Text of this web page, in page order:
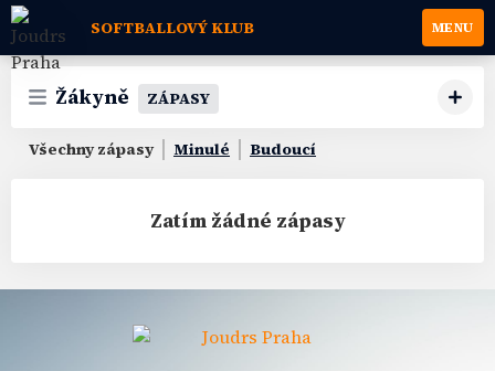
SOFTBALLOVÝ KLUB MENU
Žákyně ZÁPASY
Všechny zápasy Minulé Budoucí
Zatím žádné zápasy